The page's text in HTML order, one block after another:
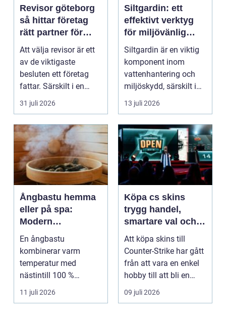
Revisor göteborg
så hittar företag
rätt partner för
trygg tillväxt
Att välja revisor är ett
av de viktigaste
besluten ett företag
fattar. Särskilt i en
företagsintensi...
31 juli 2026
Siltgardin: ett
effektivt verktyg
för miljövänlig
vattenhantering
Siltgardin är en viktig
komponent inom
vattenhantering och
miljöskydd, särskilt i
verksamheter som i...
13 juli 2026
Ångbastu hemma
eller på spa:
Modern
återhämtning med
uråldrig logik
En ångbastu
kombinerar varm
temperatur med
nästintill 100 %
luftfuktighet för att
sk...
11 juli 2026
Köpa cs skins
trygg handel,
smartare val och
bättre affärer
Att köpa skins till
Counter-Strike har gått
från att vara en enkel
hobby till att bli en
egen liten ...
09 juli 2026